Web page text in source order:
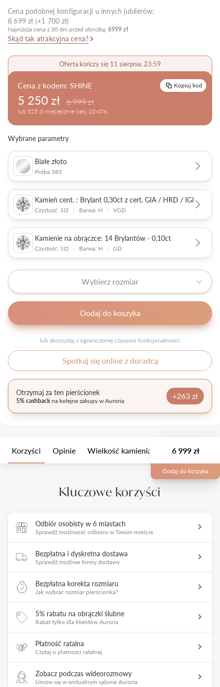
Pielęgnacja biżuterii
Cena podobnej konfiguracji u innych jubilerów:
8 699 zł (+1 700 zł)
Najniższa cena z 30 dni przed obniżką: 6999 zł
Skąd tak atrakcyjna cena?
Oferta kończy się 11 sierpnia, 23:59
Cena z kodem: SHINE Kopiuj kod
5 250 zł 6 999 zł
lub 525 zł miesięcznie (raty 10x0%)
Wybrane parametry
Białe złoto
Próba 585
Kamień cent. : Brylant 0,30ct z cert. GIA / HRD / IGI
Czystość: SI2 | Barwa: H | VGD
Kamienie na obrączce: 14 Brylantów - 0,10ct
Czystość: SI2 | Barwa: H | GD
Wybierz rozmiar
Dodaj do koszyka
lub skorzystaj z ograniczonej czasowo funkcjonalności:
Spotkaj się online z doradcą
Otrzymaj za ten pierścionek
5% cashbackna kolejne zakupy w Auroria +263 zł
Korzyści Opinie Wielkość kamienia Opis
6 999 zł
Dodaj do koszyka
Kluczowe korzyści
Odbiór osobisty w 6 miastach
Sprawdź możliwość odbioru w Twoim mieście
Bezpłatna i dyskretna dostawa
Sprawdź możliwe formy dostawy
Bezpłatna korekta rozmiaru
Jak wybrać rozmiar pierścionka?
5% rabatu na obrączki ślubne
Rabat tylko dla klientów Auroria
Płatność ratalna
Czytaj o płatności ratalnej
Zobacz podczas wideorozmowy
Umów się w wirtualnym salonie Auroria